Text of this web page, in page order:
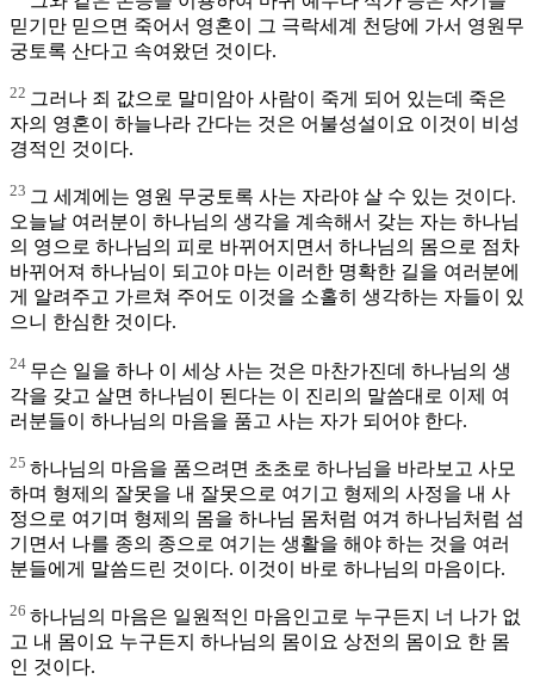
믿기만 믿으면 죽어서 영혼이 그 극락세계 천당에 가서 영원무
궁토록 산다고 속여왔던 것이다.
22 그러나 죄 값으로 말미암아 사람이 죽게 되어 있는데 죽은
자의 영혼이 하늘나라 간다는 것은 어불성설이요 이것이 비성
경적인 것이다.
23 그 세계에는 영원 무궁토록 사는 자라야 살 수 있는 것이다.
오늘날 여러분이 하나님의 생각을 계속해서 갖는 자는 하나님
의 영으로 하나님의 피로 바뀌어지면서 하나님의 몸으로 점차
바뀌어져 하나님이 되고야 마는 이러한 명확한 길을 여러분에
게 알려주고 가르쳐 주어도 이것을 소홀히 생각하는 자들이 있
으니 한심한 것이다.
24 무슨 일을 하나 이 세상 사는 것은 마찬가진데 하나님의 생
각을 갖고 살면 하나님이 된다는 이 진리의 말씀대로 이제 여
러분들이 하나님의 마음을 품고 사는 자가 되어야 한다.
25 하나님의 마음을 품으려면 초초로 하나님을 바라보고 사모
하며 형제의 잘못을 내 잘못으로 여기고 형제의 사정을 내 사
정으로 여기며 형제의 몸을 하나님 몸처럼 여겨 하나님처럼 섬
기면서 나를 종의 종으로 여기는 생활을 해야 하는 것을 여러
분들에게 말씀드린 것이다. 이것이 바로 하나님의 마음이다.
26 하나님의 마음은 일원적인 마음인고로 누구든지 너 나가 없
고 내 몸이요 누구든지 하나님의 몸이요 상전의 몸이요 한 몸
인 것이다.